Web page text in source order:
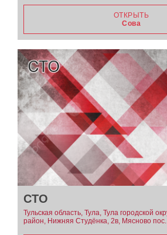
ОТКРЫТЬ
Сова
СТО
Тульская область, Тула, Тула городской
район, Нижняя Студёнка, 2в, Мясново пос.